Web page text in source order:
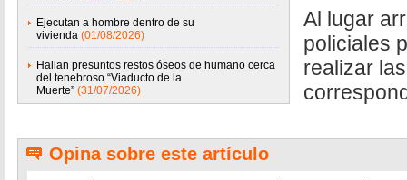
Ejecutan a hombre dentro de su
vivienda (01/08/2026)
Hallan presuntos restos óseos de humano cerca
del tenebroso “Viaducto de la
Muerte” (31/07/2026)
Al lugar
policiales
realizar
Opina sobre este artículo